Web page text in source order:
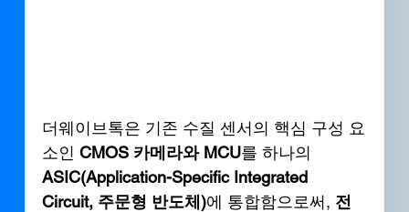
더웨이브톡은 기존 수질 센서의 핵심 구성 요
소인 CMOS 카메라와 MCU를 하나의
ASIC(Application-Specific Integrated
Circuit, 주문형 반도체)에 통합함으로써, 전